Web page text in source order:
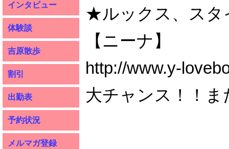
インタビュー
体験談
吉原散歩
割引
出勤表
予約状況
メルマガ登録
★ルックス、スタ
【ニーナ】
http://www.y-
大チャンス！！